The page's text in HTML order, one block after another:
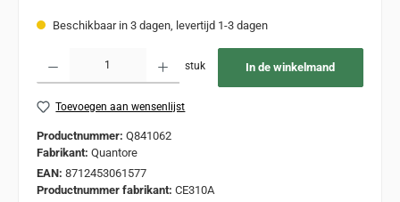
Beschikbaar in 3 dagen, levertijd 1-3 dagen
stuk In de winkelmand
Toevoegen aan wensenlijst
Productnummer: Q841062
Fabrikant: Quantore
EAN: 8712453061577
Productnummer fabrikant: CE310A